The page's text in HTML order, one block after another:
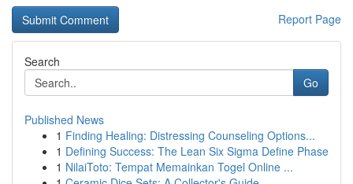
Report Page
Search
Go
Published News
1 Finding Healing: Distressing Counseling Options...
1 Defining Success: The Lean Six Sigma Define Phase
1 NilaiToto: Tempat Memainkan Togel Online ...